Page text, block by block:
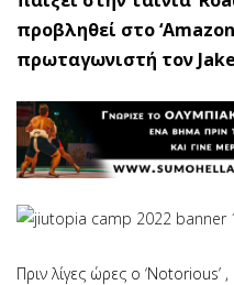
προβληθεί στο
πρωταγωνιστή τον
Πριν λίγες ώρες ο